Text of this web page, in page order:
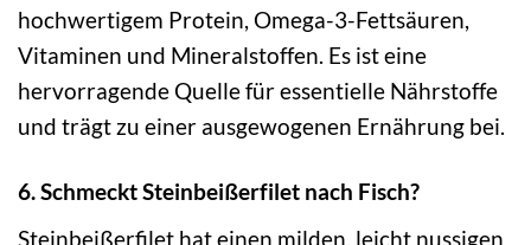
hochwertigem Protein, Omega-3-Fettsäuren,
Vitaminen und Mineralstoffen. Es ist eine
hervorragende Quelle für essentielle Nährstoffe
und trägt zu einer ausgewogenen Ernährung bei.
6. Schmeckt Steinbeißerfilet nach Fisch?
Steinbeißerfilet hat einen milden, leicht nussigen